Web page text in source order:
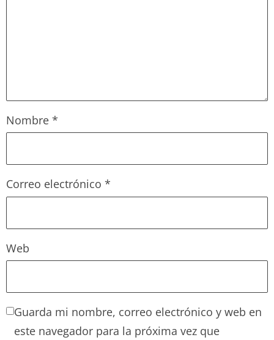
Nombre *
Correo electrónico *
Web
Guarda mi nombre, correo electrónico y web en
este navegador para la próxima vez que